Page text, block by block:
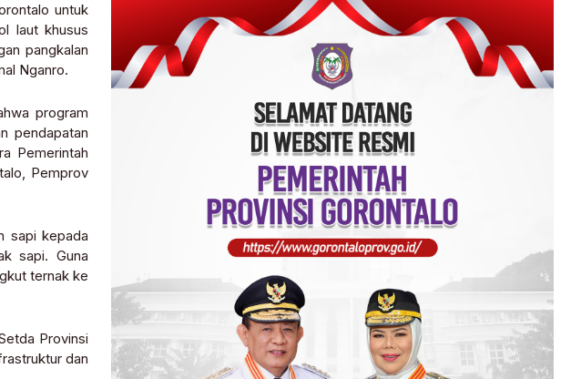
untuk
laut khusus
pangkalan
Nganro.
program
pendapatan
Pemerintah
Pemprov
sapi kepada
sapi. Guna
ternak ke
Provinsi
dan